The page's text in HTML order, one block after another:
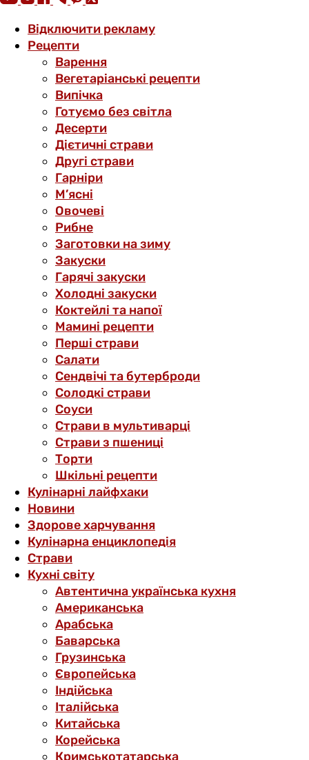
Відключити рекламу
Рецепти
Варення
Вегетаріанські рецепти
Випічка
Готуємо без світла
Десерти
Дієтичні страви
Другі страви
Гарніри
М’ясні
Овочеві
Рибне
Заготовки на зиму
Закуски
Гарячі закуски
Холодні закуски
Коктейлі та напої
Мамині рецепти
Перші страви
Салати
Сендвічі та бутерброди
Солодкі страви
Соуси
Страви в мультиварці
Страви з пшениці
Торти
Шкільні рецепти
Кулінарні лайфхаки
Новини
Здорове харчування
Кулінарна енциклопедія
Страви
Кухні світу
Автентична українська кухня
Американська
Арабська
Баварська
Грузинська
Європейська
Індійська
Італійська
Китайська
Корейська
Кримськотатарська